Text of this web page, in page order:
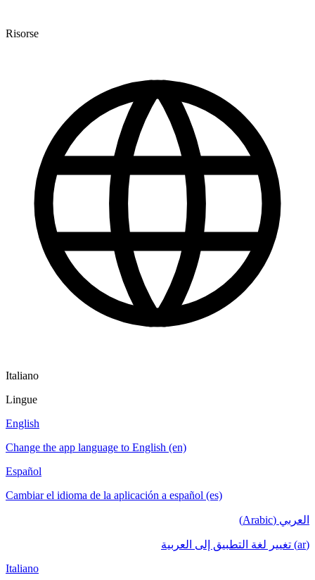
Risorse
Italiano
Lingue
English
Change the app language to English (en)
Español
Cambiar el idioma de la aplicación a español (es)
العربي (Arabic)
(ar) تغيير لغة التطبيق إلى العربية
Italiano